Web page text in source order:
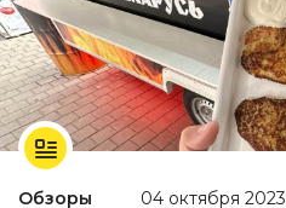
Обзоры 04 октября 2023